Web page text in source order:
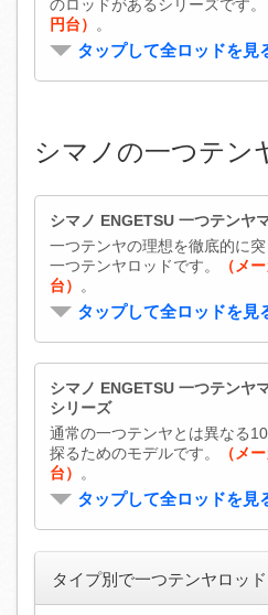
のロッドがあるシリーズです。
円台）
。
タップして全ロッドを見
シマノの一つテン
シマノ ENGETSU 一つテンヤ
一つテンヤの理想を徹底的に
一つテンヤロッドです。
（メ
台）
。
タップして全ロッドを見
シマノ ENGETSU 一つテンヤ
シリーズ
通常の一つテンヤとは異なる
探るためのモデルです。
（メ
台）
。
タップして全ロッドを見
タイプ別で一つテンヤロッ